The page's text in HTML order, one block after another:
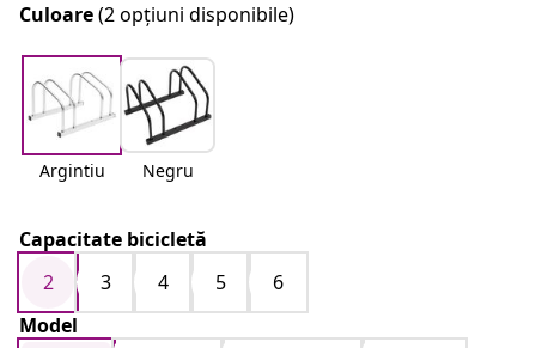
Culoare(2 opțiuni disponibile)
Argintiu Negru
Capacitate bicicletă
2
3 4 5
6
Model